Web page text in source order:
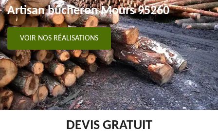
Artisan bûcheron Mours 95260
VOIR NOS RÉALISATIONS
DEVIS GRATUIT